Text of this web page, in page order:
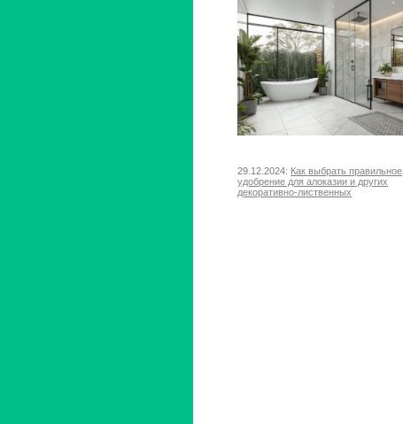
29.12.2024: Как выбрать правильное
удобрение для алоказии и других
декоративно-лиственных